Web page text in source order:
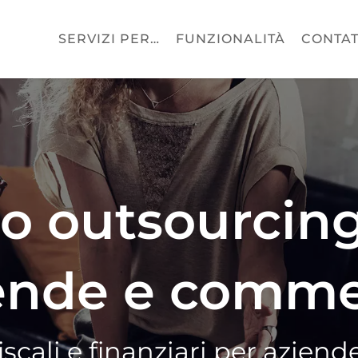
SERVIZI PER… FUNZIONALITÀ
e
e finanziari per